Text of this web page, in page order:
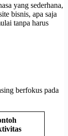
yang sederhana,
bisnis, apa saja
tanpa harus
berfokus pada